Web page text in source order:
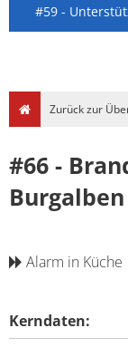
#59 -
Zurück zur
#66 -
Burgalben
Alarm in Küche
Kerndaten: